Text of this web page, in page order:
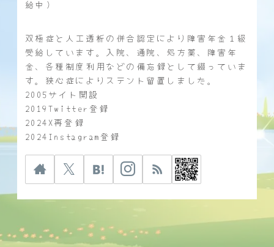
給中）
双極症と人工透析の併合認定により障害年金１級
受給しています。入院、通院、処方薬、障害年
金、各種制度利用などの備忘録として綴っていま
す。狭心症によりステント留置しました。
2005サイト開設
2019Twitter登録
2024X再登録
2024Instagram登録